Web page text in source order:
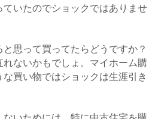
いたのでショックではありませ
思って買ってたらどうですか？
ないかもでしょ。マイホーム購
買い物ではショックは生涯引き